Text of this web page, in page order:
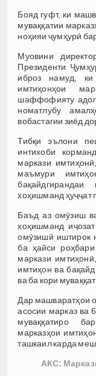
Бояд гуфт, ки
муваққатии
ноҳияи ҷумҳурӣ
Муовини
Президенти
иброз намуд, ки
имтиҳонҳои
шаффофияту
номатлубу
вобастагии зиёд
Тибқи эълони
интихоби
маркази
маъмури
хоҳишманд ҳуҷҷат
Баъд аз омӯзиш
хоҳишманд
омӯзишӣ иштирок
ба ҳайси
маркази
имтиҳон ва
ва ба кори
Дар машваратҳои
асосии марказ ва
муваққатиро
марказҳои
ташкаил карда
АКС: